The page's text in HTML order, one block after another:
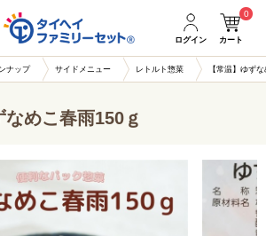
ログイン カート
0
ナップ サイドメニュー レトルト惣菜 【常温】ゆず
なめこ春雨150ｇ